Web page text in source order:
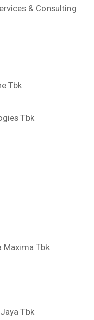
& Consulting
Tbk
Tbk
Maxima Tbk
Tbk